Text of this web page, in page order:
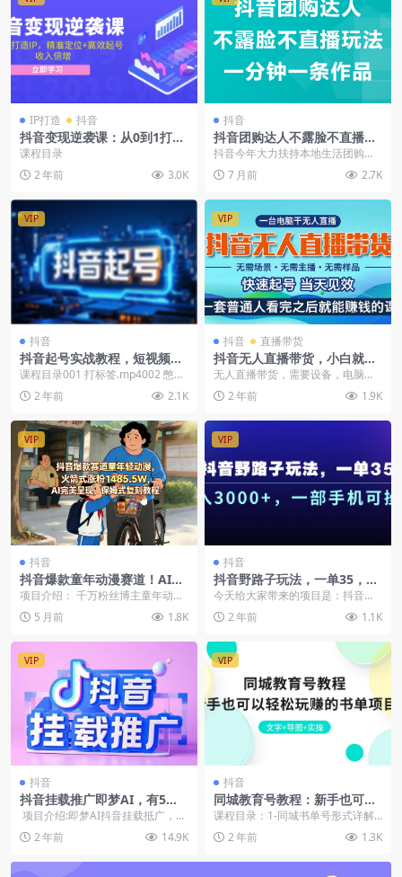
IP打造 抖音
抖音变现逆袭课：从0到1打造
IP，精准定位+高效起号，收
入倍增
课程目录
2 年前
3.0K
抖音
抖音团购达人不露脸不直播玩
法，一分钟一条作品
抖音今年大力扶持本地生活团购，
吃喝玩乐自带流量，商家们纷纷入
驻，带来了巨大的赚钱...
7 月前 2.7K
VIP
抖音
抖音起号实战教程，短视频与
直播间的联动效应
课程目录001 打标签.mp4002 憋峰
值.mp4003 抖音考核什么数据~数...
2 年前 2.1K
VIP
抖音 直播带货
抖音无人直播带货，小白就可
以轻松上手，真正实现月入过
万的项目
无人直播带货，需要设备，电脑，
抖音账号，摄像头，通过我们无人
技术实现了不用露脸，...
2 年前 1.9K
VIP
抖音
抖音爆款童年动漫赛道！AI制
作童年趣味故事，满满的回忆
项目介绍： 千万粉丝博主童年动漫
玩法，以童年趣味故事背景为题
材，流量超级猛，满满...
5 月前 1.8K
VIP
抖音
抖音野路子玩法，一单35，日
入3000+，一部手机可操作
今天给大家带来的项目是：抖音野
路子玩法，一单35.日入3000+，一
部手机可操作...
2 年前 1.1K
VIP
抖音
抖音挂载推广即梦AI，有5个
粉丝就可以做，小白实操日入
上k
项目介绍:即梦AI抖音挂载抵广，5
元/单点击直接下载，缩短变现路径
&...2 年前 14.9K
VIP
抖音
同城教育号教程：新手也可以
轻松玩赚的书单项目 文字+导
图+实操
课程目录：1-同城书单号形式详解2
-账号快速搭建3-剪辑制作实操4-简
单快速拍摄...
2 年前 1.3K